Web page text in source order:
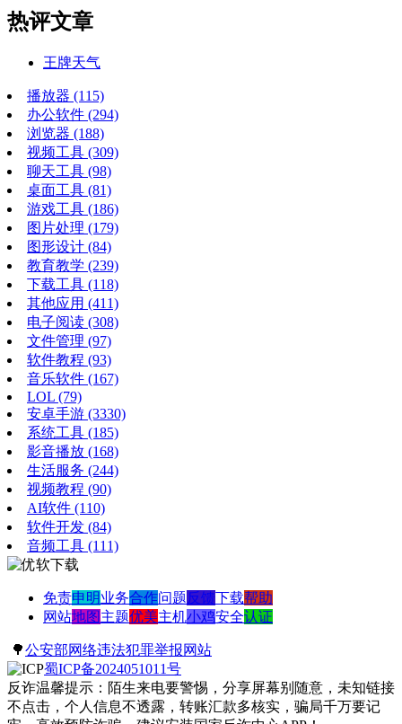
热评文章
王牌天气
播放器 (115)
办公软件 (294)
浏览器 (188)
视频工具 (309)
聊天工具 (98)
桌面工具 (81)
游戏工具 (186)
图片处理 (179)
图形设计 (84)
教育教学 (239)
下载工具 (118)
其他应用 (411)
电子阅读 (308)
文件管理 (97)
软件教程 (93)
音乐软件 (167)
LOL (79)
安卓手游 (3330)
系统工具 (185)
影音播放 (168)
生活服务 (244)
视频教程 (90)
AI软件 (110)
软件开发 (84)
音频工具 (111)
免责申明业务合作问题反馈下载帮助
网站地图 主题优美主机小鸡安全认证
🌳公安部网络违法犯罪举报网站
蜀ICP备2024051011号
反诈温馨提示：陌生来电要警惕，分享屏幕别随意，未知链接
不点击，个人信息不透露，转账汇款多核实，骗局千万要记